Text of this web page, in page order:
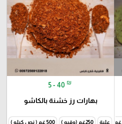
1000غم (كيلو )
5 - 40 ₪
بهارات رز خشنة بالكاشو
علبة 250غم (وقيه ) 500 غم ( نص كيلو )